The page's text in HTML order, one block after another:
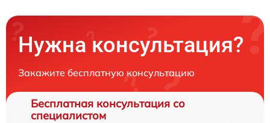
Нужна консультация?
Закажите бесплатную консультацию
Бесплатная консультация со
специалистом